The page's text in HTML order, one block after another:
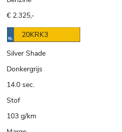
€ 2.325,-
20KRK3
Silver Shade
Donkergrijs
14.0 sec.
Stof
103 g/km